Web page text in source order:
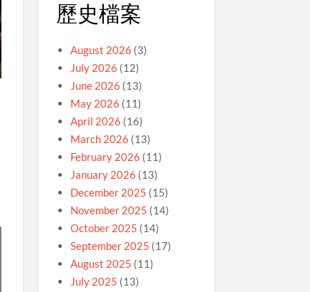
歷史檔案
August 2026 (3)
July 2026 (12)
June 2026 (13)
May 2026 (11)
April 2026 (16)
March 2026 (13)
February 2026 (11)
January 2026 (13)
December 2025 (15)
November 2025 (14)
October 2025 (14)
September 2025 (17)
August 2025 (11)
July 2025 (13)